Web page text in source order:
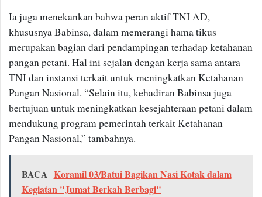
Ia juga menekankan bahwa peran aktif TNI AD,
khususnya Babinsa, dalam memerangi hama tikus
merupakan bagian dari pendampingan terhadap ketahanan
pangan petani. Hal ini sejalan dengan kerja sama antara
TNI dan instansi terkait untuk meningkatkan Ketahanan
Pangan Nasional. “Selain itu, kehadiran Babinsa juga
bertujuan untuk meningkatkan kesejahteraan petani dalam
mendukung program pemerintah terkait Ketahanan
Pangan Nasional,” tambahnya.
BACA Koramil 03/Batui Bagikan Nasi Kotak dalam
Kegiatan "Jumat Berkah Berbagi"